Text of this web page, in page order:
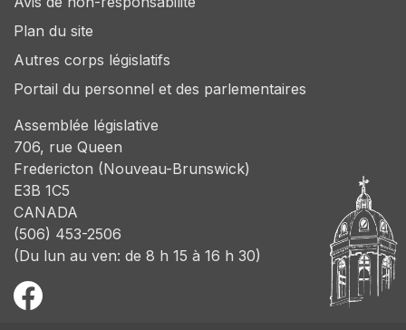
Plan du site
Autres corps législatifs
Portail du personnel et des parlementaires
Assemblée législative
706, rue Queen
Fredericton (Nouveau-Brunswick)
E3B 1C5
CANADA
(506) 453-2506
(Du lun au ven: de 8 h 15 à 16 h 30)